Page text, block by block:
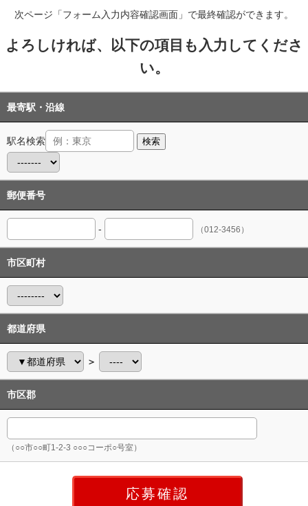
次ページ「フォーム入力内容確認画面」で最終確認ができます。
よろしければ、以下の項目も入力してくださ
い。
最寄駅・沿線
駅名検索 検索
郵便番号
- （012-3456）
市区町村
都道府県
＞
市区郡
（○○市○○町1-2-3 ○○○コーポ○号室）